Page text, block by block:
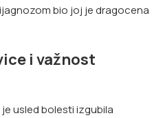
bio joj je dragocena
i važnost
usled bolesti izgubila